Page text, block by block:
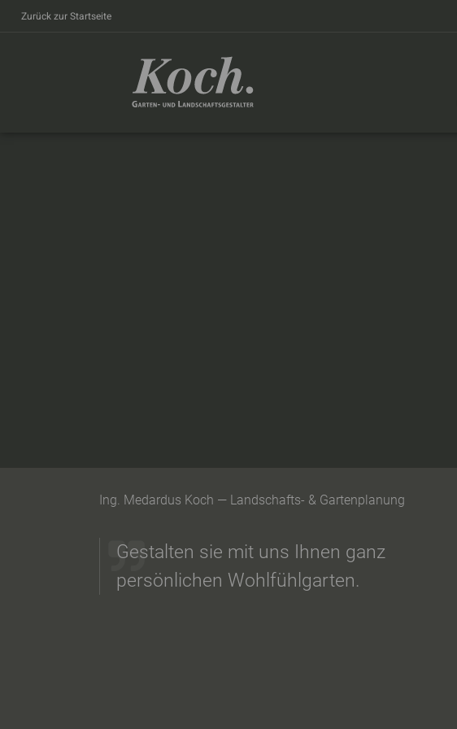
Zurück zur Startseite
Ing. Medardus Koch — Landschafts- & Gartenplanung
Gestalten sie mit uns Ihnen ganz
persönlichen Wohlfühlgarten.